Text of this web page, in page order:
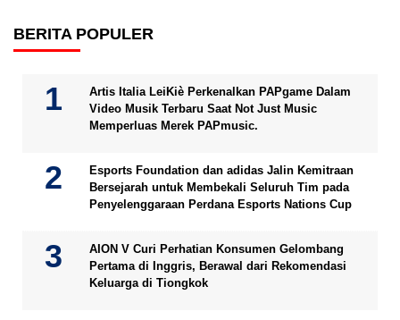
BERITA POPULER
Artis Italia LeiKiè Perkenalkan PAPgame Dalam
Video Musik Terbaru Saat Not Just Music
Memperluas Merek PAPmusic.
Esports Foundation dan adidas Jalin Kemitraan
Bersejarah untuk Membekali Seluruh Tim pada
Penyelenggaraan Perdana Esports Nations Cup
AION V Curi Perhatian Konsumen Gelombang
Pertama di Inggris, Berawal dari Rekomendasi
Keluarga di Tiongkok